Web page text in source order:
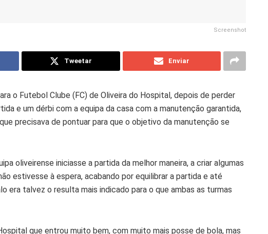
Screenshot
Tweetar Enviar
o Futebol Clube (FC) de Oliveira do Hospital, depois de perder
e um dérbi com a equipa da casa com a manutenção garantida,
precisava de pontuar para que o objetivo da manutenção se
oliveirense iniciasse a partida da melhor maneira, a criar algumas
estivesse à espera, acabando por equilibrar a partida e até
era talvez o resulta mais indicado para o que ambas as turmas
que entrou muito bem, com muito mais posse de bola, mas